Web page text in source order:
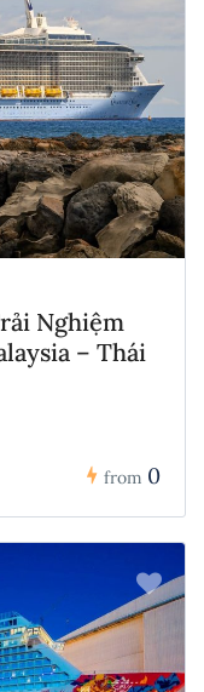
Nghiệm
– Thái
from 0